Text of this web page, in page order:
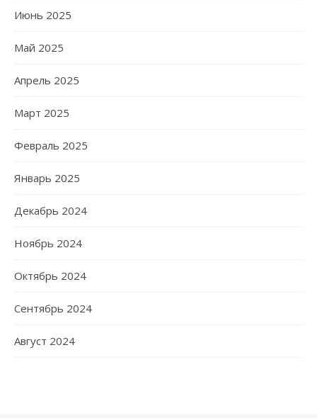
Июнь 2025
Май 2025
Апрель 2025
Март 2025
Февраль 2025
Январь 2025
Декабрь 2024
Ноябрь 2024
Октябрь 2024
Сентябрь 2024
Август 2024